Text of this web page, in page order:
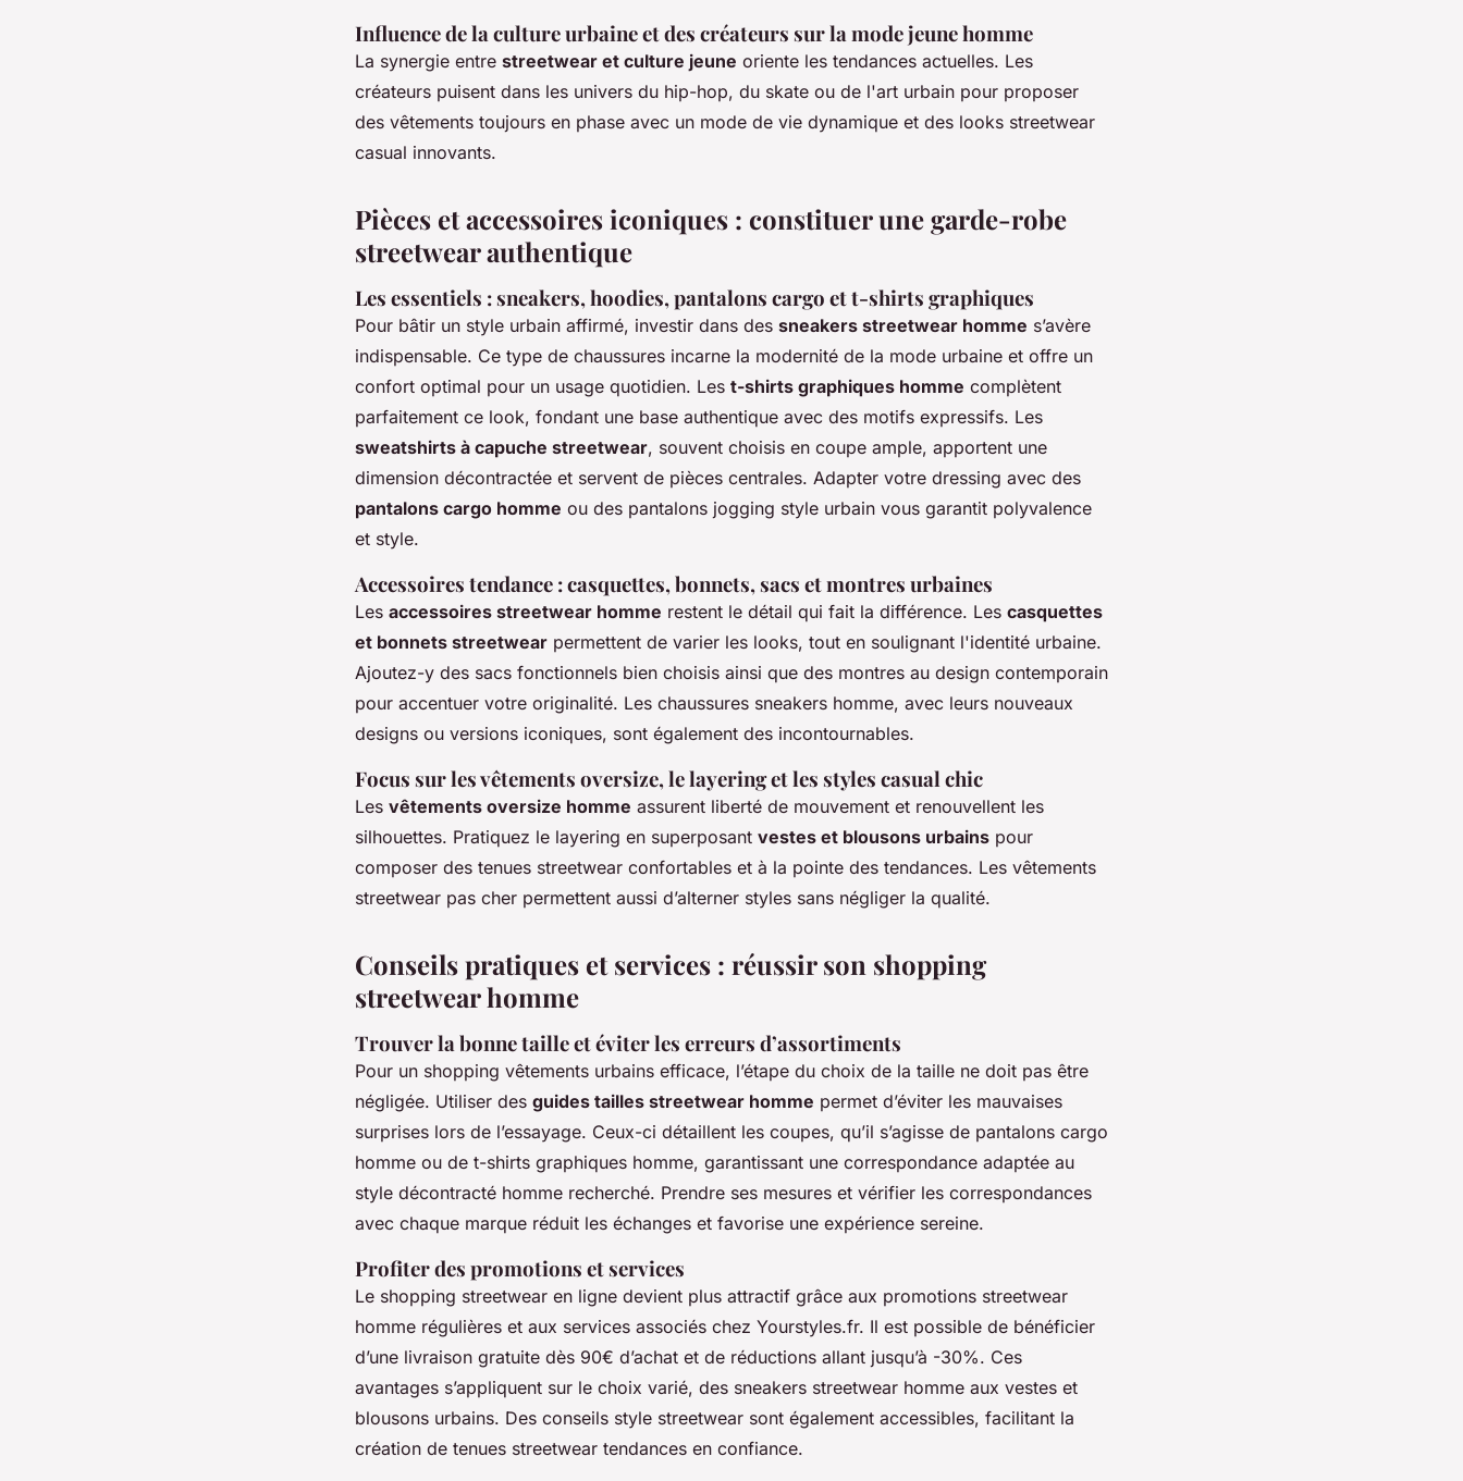
Influence de la culture urbaine et des créateurs sur la mode jeune homme
La synergie entre streetwear et culture jeune oriente les tendances actuelles. Les
créateurs puisent dans les univers du hip-hop, du skate ou de l'art urbain pour proposer
des vêtements toujours en phase avec un mode de vie dynamique et des looks streetwear
casual innovants.
Pièces et accessoires iconiques : constituer une garde-robe
streetwear authentique
Les essentiels : sneakers, hoodies, pantalons cargo et t-shirts graphiques
Pour bâtir un style urbain affirmé, investir dans des sneakers streetwear homme s’avère
indispensable. Ce type de chaussures incarne la modernité de la mode urbaine et offre un
confort optimal pour un usage quotidien. Les t-shirts graphiques homme complètent
parfaitement ce look, fondant une base authentique avec des motifs expressifs. Les
sweatshirts à capuche streetwear, souvent choisis en coupe ample, apportent une
dimension décontractée et servent de pièces centrales. Adapter votre dressing avec des
pantalons cargo homme ou des pantalons jogging style urbain vous garantit polyvalence
et style.
Accessoires tendance : casquettes, bonnets, sacs et montres urbaines
Les accessoires streetwear homme restent le détail qui fait la différence. Les casquettes
et bonnets streetwear permettent de varier les looks, tout en soulignant l'identité urbaine.
Ajoutez-y des sacs fonctionnels bien choisis ainsi que des montres au design contemporain
pour accentuer votre originalité. Les chaussures sneakers homme, avec leurs nouveaux
designs ou versions iconiques, sont également des incontournables.
Focus sur les vêtements oversize, le layering et les styles casual chic
Les vêtements oversize homme assurent liberté de mouvement et renouvellent les
silhouettes. Pratiquez le layering en superposant vestes et blousons urbains pour
composer des tenues streetwear confortables et à la pointe des tendances. Les vêtements
streetwear pas cher permettent aussi d’alterner styles sans négliger la qualité.
Conseils pratiques et services : réussir son shopping
streetwear homme
Trouver la bonne taille et éviter les erreurs d’assortiments
Pour un shopping vêtements urbains efficace, l’étape du choix de la taille ne doit pas être
négligée. Utiliser des guides tailles streetwear homme permet d’éviter les mauvaises
surprises lors de l’essayage. Ceux-ci détaillent les coupes, qu’il s’agisse de pantalons cargo
homme ou de t-shirts graphiques homme, garantissant une correspondance adaptée au
style décontracté homme recherché. Prendre ses mesures et vérifier les correspondances
avec chaque marque réduit les échanges et favorise une expérience sereine.
Profiter des promotions et services
Le shopping streetwear en ligne devient plus attractif grâce aux promotions streetwear
homme régulières et aux services associés chez Yourstyles.fr. Il est possible de bénéficier
d’une livraison gratuite dès 90€ d’achat et de réductions allant jusqu’à -30%. Ces
avantages s’appliquent sur le choix varié, des sneakers streetwear homme aux vestes et
blousons urbains. Des conseils style streetwear sont également accessibles, facilitant la
création de tenues streetwear tendances en confiance.